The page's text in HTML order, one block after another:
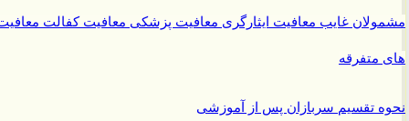
غایبمعافیت ایثارگریمعافیت پزشکیمعافیت کفالتمعافیت
متفرقه
تقسیم سربازان پس از آموزشی